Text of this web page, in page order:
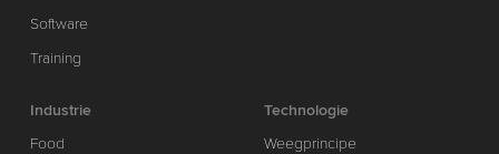
Software
Training
Industrie
Food
Technologie
Weegprincipe